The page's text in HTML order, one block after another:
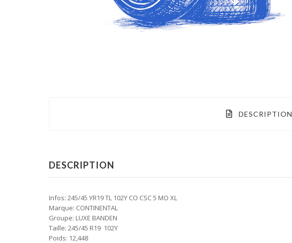
DESCRIPTION
DESCRIPTION
Infos: 245/45 YR19 TL 102Y CO CSC 5 MO XL
Marque: CONTINENTAL
Groupe: LUXE BANDEN
Taille: 245/45 R19 102Y
Poids: 12,448